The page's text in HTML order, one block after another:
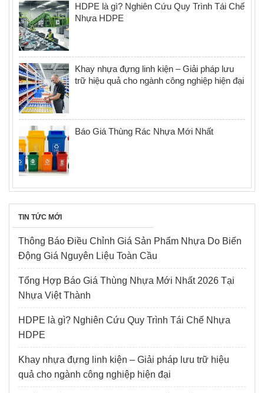
HDPE là gì? Nghiên Cứu Quy Trình Tái Chế
Nhựa HDPE
Khay nhựa đựng linh kiện – Giải pháp lưu
trữ hiệu quả cho ngành công nghiệp hiện đại
Báo Giá Thùng Rác Nhựa Mới Nhất
TIN TỨC MỚI
Thông Báo Điều Chỉnh Giá Sản Phẩm Nhựa Do Biến
Động Giá Nguyên Liệu Toàn Cầu
Tổng Hợp Báo Giá Thùng Nhựa Mới Nhất 2026 Tại
Nhựa Việt Thành
HDPE là gì? Nghiên Cứu Quy Trình Tái Chế Nhựa
HDPE
Khay nhựa đựng linh kiện – Giải pháp lưu trữ hiệu
quả cho ngành công nghiệp hiện đại